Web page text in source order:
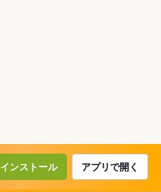
インストール アプリで開く